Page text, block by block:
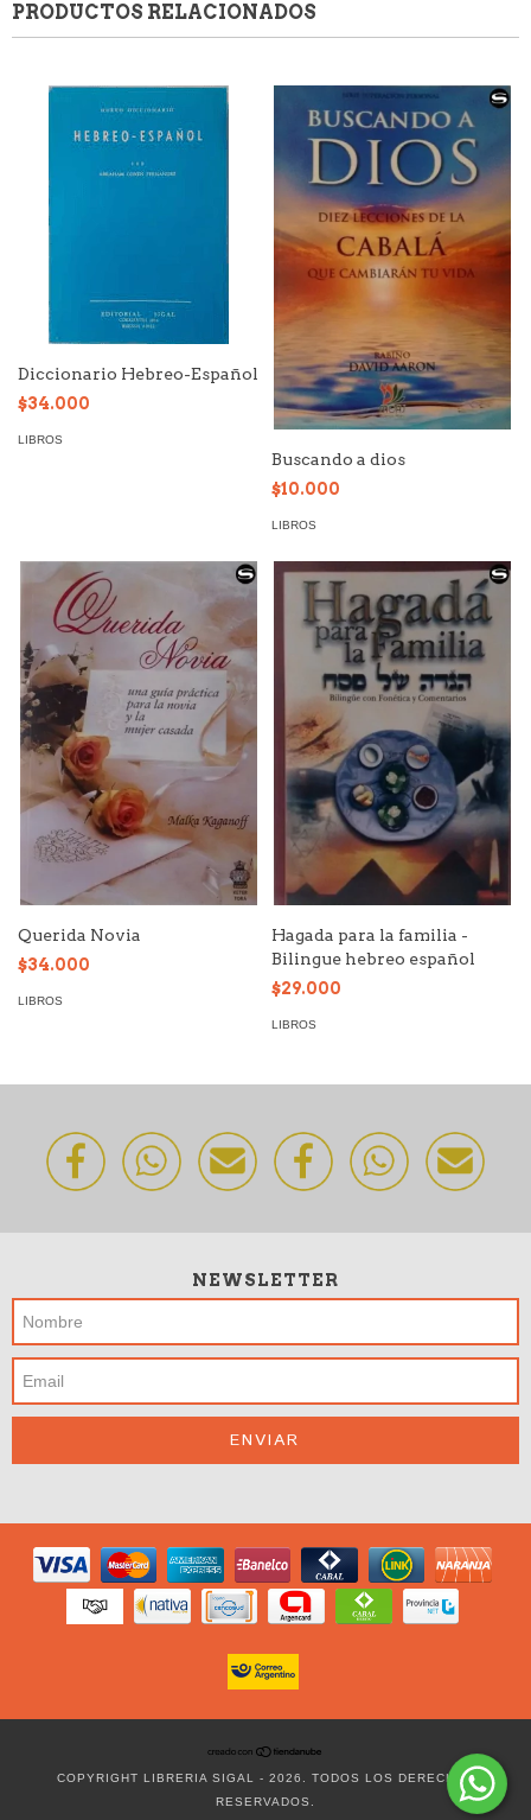
PRODUCTOS RELACIONADOS
Diccionario Hebreo-Español
$34.000
LIBROS
Buscando a dios
$10.000
LIBROS
Querida Novia
$34.000
LIBROS
Hagada para la familia -
Bilingue hebreo español
$29.000
LIBROS
NEWSLETTER
COPYRIGHT LIBRERIA SIGAL - 2026. TODOS LOS DERECHOS
RESERVADOS.